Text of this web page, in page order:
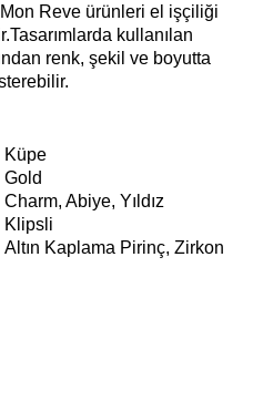
Reve ürünleri el işçiliği
kullanılan
renk, şekil ve boyutta
Küpe
Gold
Charm, Abiye, Yıldız
Klipsli
Altın Kaplama Pirinç, Zirkon